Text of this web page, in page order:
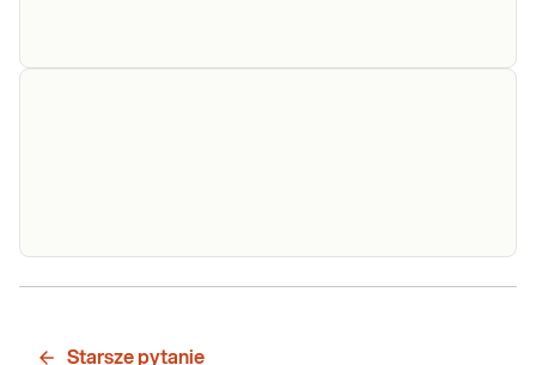
HelicobacterDiagnostyka serologiczna zakażenia
Starsze pytanie